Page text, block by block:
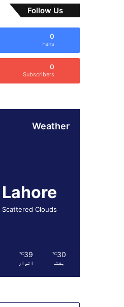
Follow Us
0
Fans
0
Subscribers
Weather
Lahore
Scattered Clouds
30
℃
ہفتہ
39
℃
اتوار